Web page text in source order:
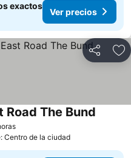
exactos
Ver precios
Compartir
Road The Bund
Centro de la ciudad